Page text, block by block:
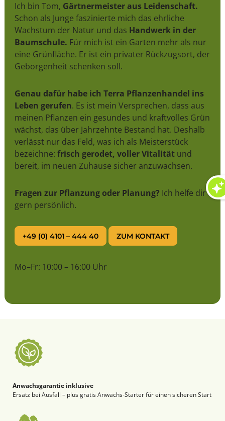
Ich bin Tom, Gärtnermeister aus Leidenschaft.
Schon als Junge faszinierte mich das ehrliche
Wachstum der Natur und das Handwerk in der
Baumschule. Für mich ist ein Garten mehr als nur
eine Grünfläche. Er ist ein privater Rückzugsort, der
Geborgenheit schenken soll.
Genau dafür habe ich Terra Pflanzenhandel ins
Leben gerufen. Es ist mein Versprechen, dass aus
meinen Pflanzen ein gesundes und kraftvolles Grün
wächst, das über Jahrzehnte Bestand hat. Deshalb
verlässt nur das Feld, was ich als Meisterstück
bezeichne: frisch gerodet, voller Vitalitätund
bereit, im neuen Zuhause sicher anzuwachsen.
Fragen zur Pflanzung oder Planung? Ich helfe dir
gern persönlich.
+49 (0) 4101 – 444 40 ZUM KONTAKT
Mo–Fr: 10:00 – 16:00 Uhr
Anwachsgarantie inklusive
Ersatz bei Ausfall – plus gratis Anwachs-Starter für einen sicheren Start